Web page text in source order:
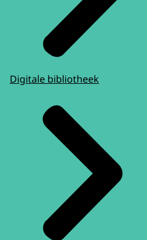
Digitale bibliotheek